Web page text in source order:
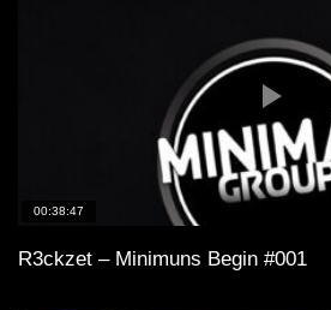
00:38:47
R3ckzet – Minimuns Begin #001